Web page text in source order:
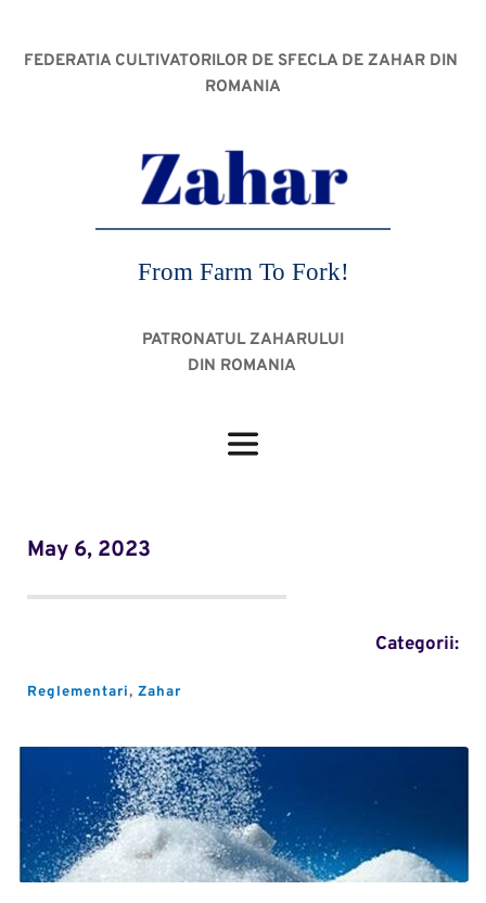
FEDERATIA CULTIVATORILOR DE SFECLA DE ZAHAR DIN
ROMANIA
From Farm To Fork!
PATRONATUL ZAHARULUI
DIN ROMANIA
May 6, 2023
Categorii:
Reglementari, Zahar